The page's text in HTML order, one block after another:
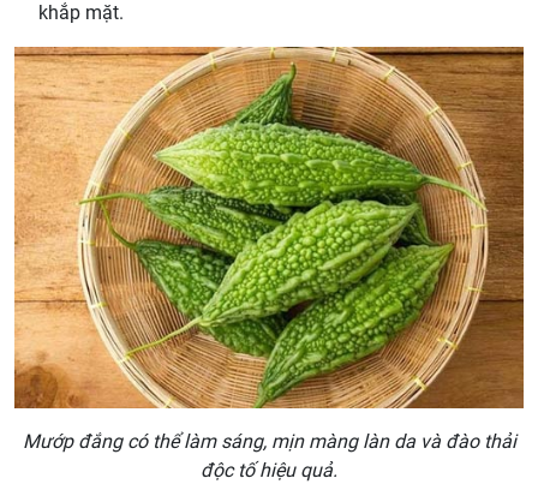
khắp mặt.
Mướp đắng có thể làm sáng, mịn màng làn da và đào thải
độc tố hiệu quả.